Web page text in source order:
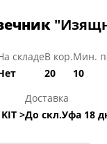
складеВ кор.
20
Мин.
10
>
Доставка
До скл.Уфа 18